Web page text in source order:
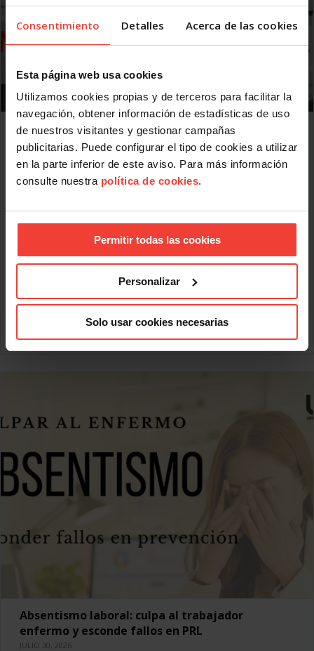
Consentimiento Detalles Acerca de las cookies
Esta página web usa cookies
Utilizamos cookies propias y de terceros para facilitar la
navegación, obtener información de estadísticas de uso
de nuestros visitantes y gestionar campañas
publicitarias. Puede configurar el tipo de cookies a utilizar
en la parte inferior de este aviso. Para más información
consulte nuestra política de cookies.
Permitir todas las cookies
Personalizar
Solo usar cookies necesarias
Mercado laboral 2026: más indefinidos sobre el
papel, más precariedad en la práctica
JULIO 31, 2026
USO analiza la situación del mercado laboral en el primer
El informe de USO sobre el comportamiento del mercado
laboral en el primer semestre de 2026 revela algunos datos
significativos: uno de cada cinco contratos dura menos de
una semana; casi la mitad de los parados lleva más de un
año sin empleo y los salarios pactados en convenio han
Leer más
Absentismo laboral: culpa al trabajador
enfermo y esconde fallos en PRL
JULIO 30, 2026